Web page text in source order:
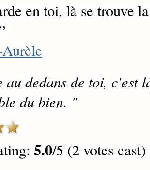
en toi, là se trouve
”
au dedans de toi, c'est
du bien. "
5.0/5 (2 votes cast)